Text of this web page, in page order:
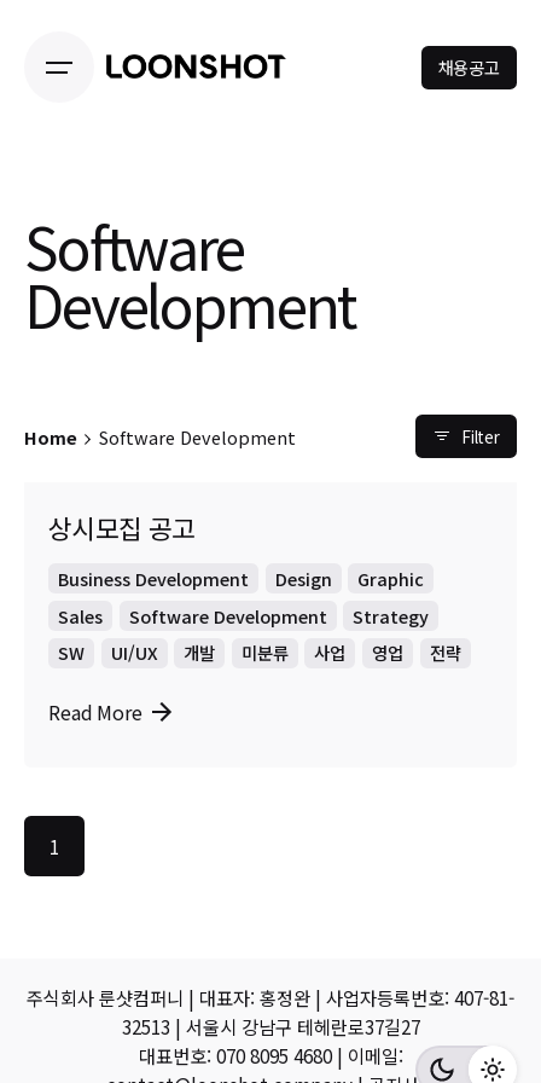
content
채용공고
Software
Development
Home Software Development Filter
상시모집 공고
Business Development Design
Graphic
Sales
Software Development
Strategy
SW
UI/UX 개발 미분류 사업 영업 전략
Read More
1
주식회사 룬샷컴퍼니 | 대표자: 홍정완 | 사업자등록번호: 407-81-
32513 | 서울시 강남구 테헤란로37길27
대표번호: 070 8095 4680 | 이메일: